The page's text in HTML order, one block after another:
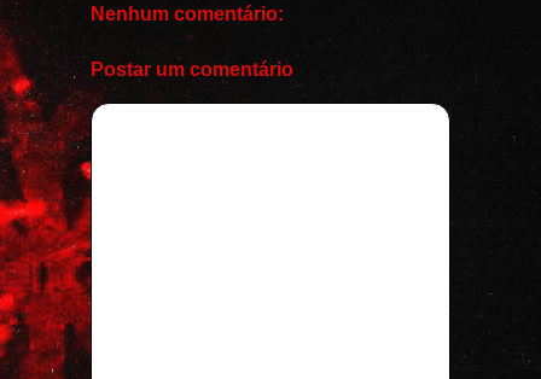
Nenhum comentário:
Postar um comentário